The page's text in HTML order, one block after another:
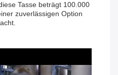
Tasse beträgt 100.000
zuverlässigen Option